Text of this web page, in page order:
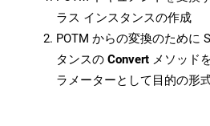
ラス インスタンスの作成
POTM からの変換のために
タンスの Convert メソッド
ラメーターとして目的の形